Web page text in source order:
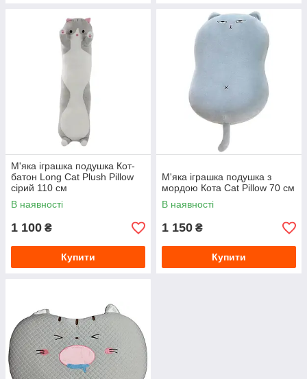
М'яка іграшка подушка Кот-
батон Long Cat Plush Pillow
сірий 110 см
В наявності
1 100 ₴
Купити
М'яка іграшка подушка з
мордою Кота Cat Pillow 70 см
В наявності
1 150 ₴
Купити